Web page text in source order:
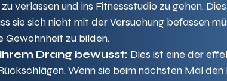
verlassen und ins Fitnessstudio zu gehen.
sie sich nicht mit der Versuchung befassen
Gewohnheit zu bilden.
ihrem Drang bewusst: Dies ist eine der
Wenn sie beim nächsten Mal